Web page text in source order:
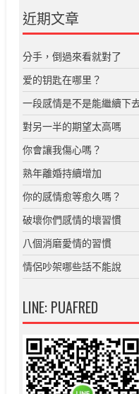
近期文章
分手，倒過來看就對了
爱的钥匙在哪里？
一段感情是不是能繼續下
對另一半的期望太高嗎
你會讓我傷心嗎？
熟年離婚持續增加
你的感情愈等愈久嗎？
破壞你們感情的壞習慣
八個消磨愛情的習慣
情侶吵架哪些話不能說
LINE: PUAFRED